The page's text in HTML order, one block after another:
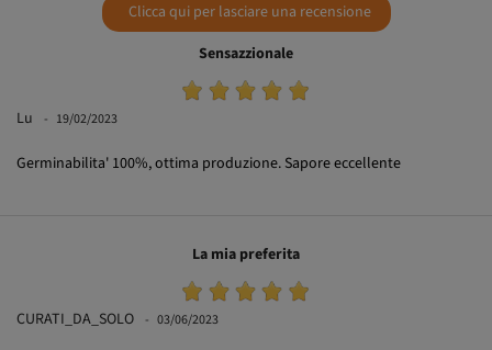
Clicca qui per lasciare una recensione
Sensazzionale
19/02/2023
Lu
Germinabilita' 100%, ottima produzione. Sapore eccellente
La mia preferita
03/06/2023
CURATI_DA_SOLO